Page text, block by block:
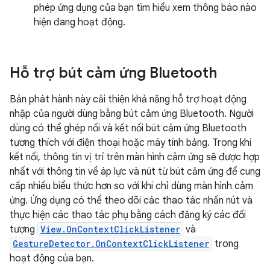
phép ứng dụng của bạn tìm hiểu xem thông báo nào
hiện đang hoạt động.
Hỗ trợ bút cảm ứng Bluetooth
Bản phát hành này cải thiện khả năng hỗ trợ hoạt động
nhập của người dùng bằng bút cảm ứng Bluetooth. Người
dùng có thể ghép nối và kết nối bút cảm ứng Bluetooth
tương thích với điện thoại hoặc máy tính bảng. Trong khi
kết nối, thông tin vị trí trên màn hình cảm ứng sẽ được hợp
nhất với thông tin về áp lực và nút từ bút cảm ứng để cung
cấp nhiều biểu thức hơn so với khi chỉ dùng màn hình cảm
ứng. Ứng dụng có thể theo dõi các thao tác nhấn nút và
thực hiện các thao tác phụ bằng cách đăng ký các đối
tượng View.OnContextClickListener và
GestureDetector.OnContextClickListener trong
hoạt động của bạn.